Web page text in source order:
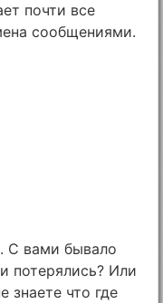
почти все
сообщениями.
. С вами бывало
потерялись? Или
знаете что где